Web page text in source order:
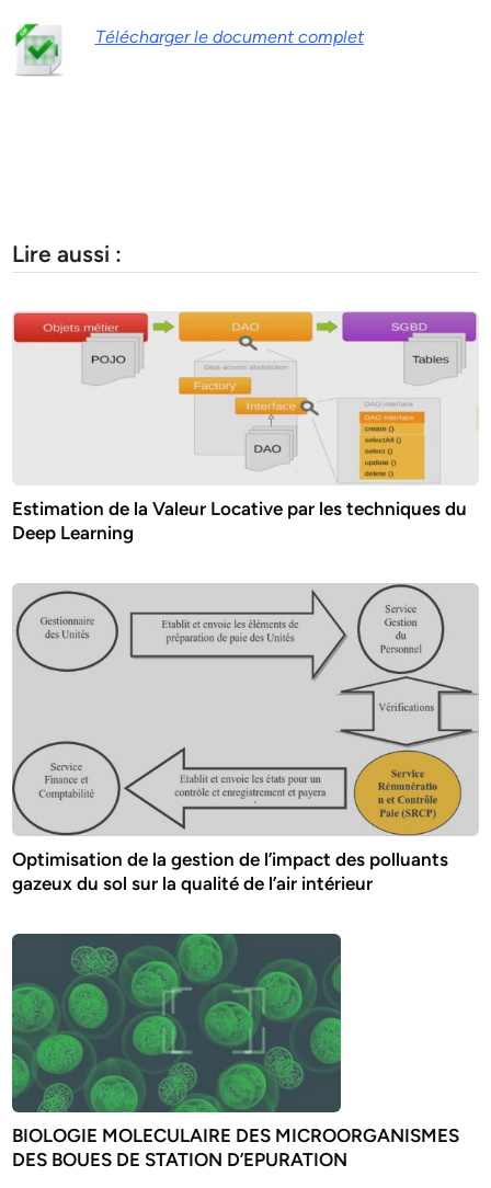
Télécharger le document complet
Lire aussi :
Estimation de la Valeur Locative par les techniques du
Deep Learning
Optimisation de la gestion de l’impact des polluants
gazeux du sol sur la qualité de l’air intérieur
BIOLOGIE MOLECULAIRE DES MICROORGANISMES
DES BOUES DE STATION D’EPURATION